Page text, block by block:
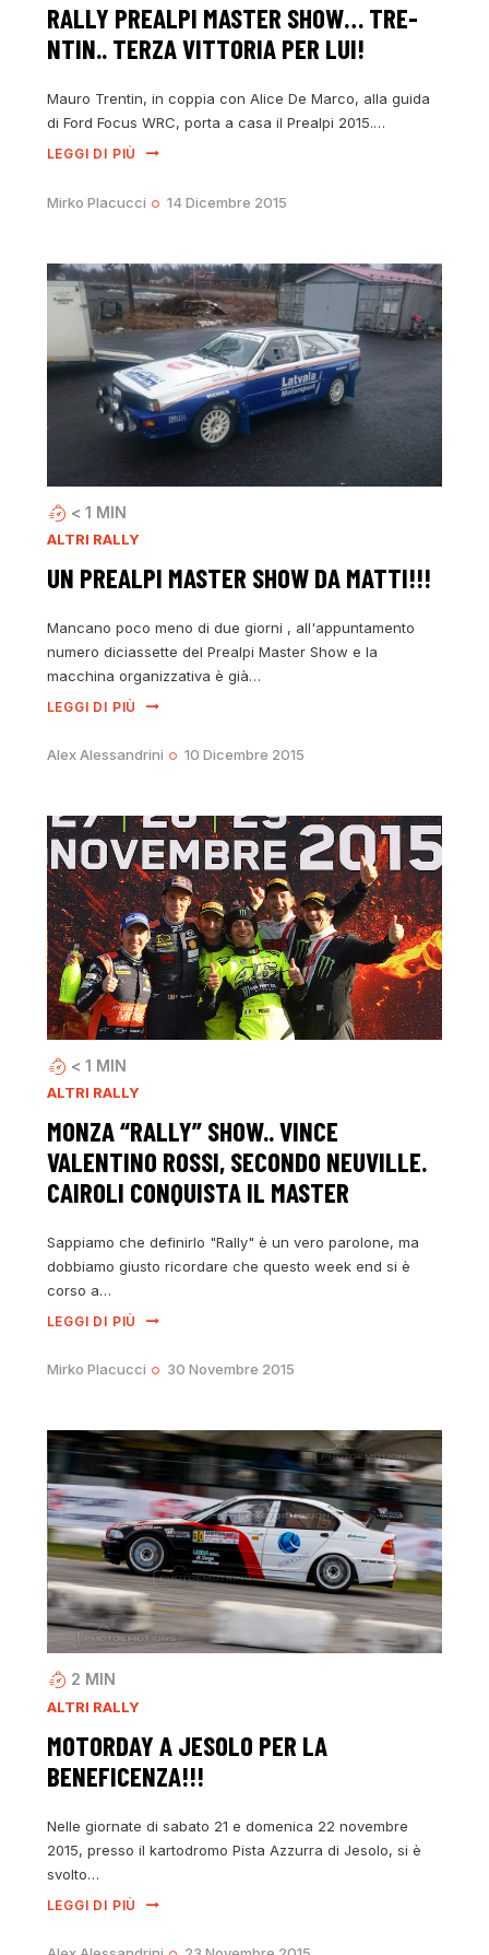
RALLY PREALPI MASTER SHOW… TRE-
NTIN.. TERZA VITTORIA PER LUI!
Mauro Trentin, in coppia con Alice De Marco, alla guida
di Ford Focus WRC, porta a casa il Prealpi 2015.…
LEGGI DI PIÙ
Mirko Placucci 14 Dicembre 2015
< 1 MIN
ALTRI RALLY
UN PREALPI MASTER SHOW DA MATTI!!!
Mancano poco meno di due giorni , all'appuntamento
numero diciassette del Prealpi Master Show e la
macchina organizzativa è già…
LEGGI DI PIÙ
Alex Alessandrini 10 Dicembre 2015
< 1 MIN
ALTRI RALLY
MONZA “RALLY” SHOW.. VINCE
VALENTINO ROSSI, SECONDO NEUVILLE.
CAIROLI CONQUISTA IL MASTER
Sappiamo che definirlo "Rally" è un vero parolone, ma
dobbiamo giusto ricordare che questo week end si è
corso a…
LEGGI DI PIÙ
Mirko Placucci 30 Novembre 2015
2 MIN
ALTRI RALLY
MOTORDAY A JESOLO PER LA
BENEFICENZA!!!
Nelle giornate di sabato 21 e domenica 22 novembre
2015, presso il kartodromo Pista Azzurra di Jesolo, si è
svolto…
LEGGI DI PIÙ